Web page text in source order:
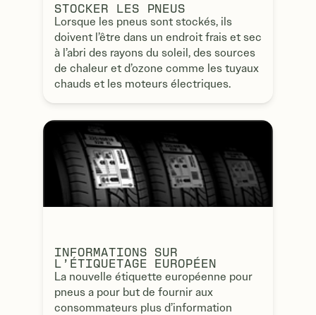
STOCKER LES PNEUS
Lorsque les pneus sont stockés, ils
doivent l’être dans un endroit frais et sec
à l’abri des rayons du soleil, des sources
de chaleur et d’ozone comme les tuyaux
chauds et les moteurs électriques.
INFORMATIONS SUR
L’ÉTIQUETAGE EUROPÉEN
La nouvelle étiquette européenne pour
pneus a pour but de fournir aux
consommateurs plus d’information